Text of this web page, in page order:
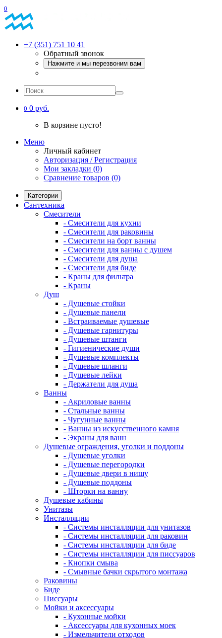
0
+7 (351) 751 10 41
Обратный звонок
Нажмите и мы перезвоним вам
0 0 руб.
В корзине пусто!
Меню
Личный кабинет
Авторизация / Регистрация
Мои закладки (0)
Сравнение товаров (0)
Категории
Сантехника
Смесители
- Смесители для кухни
- Смесители для раковины
- Смесители на борт ванны
- Смесители для ванны с душем
- Смесители для душа
- Смесители для биде
- Краны для фильтра
- Краны
Душ
- Душевые стойки
- Душевые панели
- Встраиваемые душевые
- Душевые гарнитуры
- Душевые штанги
- Гигиенические души
- Душевые комплекты
- Душевые шланги
- Душевые лейки
- Держатели для душа
Ванны
- Акриловые ванны
- Стальные ванны
- Чугунные ванны
- Ванны из искусственного камня
- Экраны для ванн
Душевые ограждения, уголки и поддоны
- Душевые уголки
- Душевые перегородки
- Душевые двери в нишу
- Душевые поддоны
- Шторки на ванну
Душевые кабины
Унитазы
Инсталляции
- Системы инсталляции для унитазов
- Системы инсталляции для раковин
- Системы инсталляции для биде
- Системы инсталляции для писсуаров
- Кнопки смыва
- Смывные бачки скрытого монтажа
Раковины
Биде
Писсуары
Мойки и аксессуары
- Кухонные мойки
- Аксессуары для кухонных моек
- Измельчители отходов